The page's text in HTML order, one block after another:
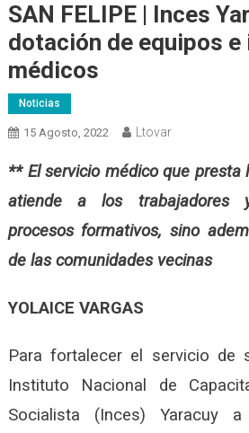
SAN FELIPE | Inces
dotación de equipos e
médicos
Noticias
15 Agosto, 2022 Ltovar
** El servicio médico que presta
atiende a los trabajadores
procesos formativos, sino
de las comunidades vecinas
YOLAICE VARGAS
Para fortalecer el servicio de
Instituto Nacional de
Socialista (Inces) Yaracuy